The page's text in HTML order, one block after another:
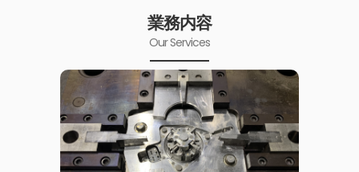
業務内容
Our Services